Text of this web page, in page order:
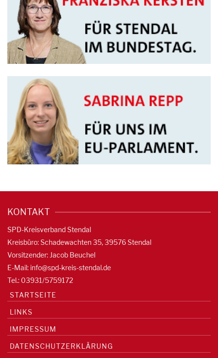
KONTAKT
SPD-Kreisverband Stendal
Kreisbüro: Schadewachten 35, 39576 Stendal
Vorsitzender: Jacob Beuchel
E-Mail: info@spd-kreis-stendal.de
Tel.: 03931/5759172
STARTSEITE
LINKS
IMPRESSUM
DATENSCHUTZERKLÄRUNG